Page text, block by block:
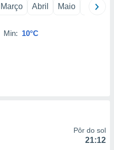
Março Abril Maio Junho
Min: 10°C
Pôr do sol
21:12